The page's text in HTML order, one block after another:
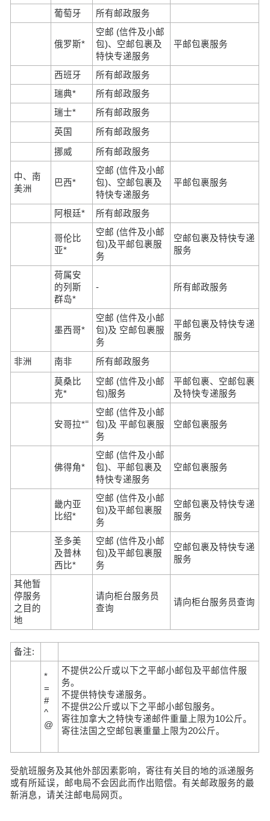
葡萄牙
所有邮政服务
俄罗斯*
空邮 (信件及小邮
包)、空邮包裹及
特快专递服务
平邮包裹服务
西班牙
所有邮政服务
瑞典*
所有邮政服务
瑞士*
所有邮政服务
英国
所有邮政服务
挪威 所有邮政服务
中、南
美洲
巴西*
空邮 (信件及小邮
包)、空邮包裹及
特快专递服务
平邮包裹服务
阿根廷* 所有邮政服务
哥伦比
亚*
空邮 (信件及小邮
包)及平邮包裹服
务
空邮包裹及特快专递
服务
荷属安
的列斯
群岛*
- 所有邮政服务
墨西哥*
空邮 (信件及小邮
包)及 空邮包裹服
务
平邮包裹及特快专递
服务
非洲 南非 所有邮政服务
莫桑比
克*
空邮 (信件及小邮
包)服务
平邮包裹、空邮包裹
及特快专递服务
安哥拉*=
空邮 (信件及小邮
包)及 平邮包裹服
务
空邮包裹服务
佛得角*
空邮 (信件及小邮
包)、平邮包裹及
特快专递服务
空邮包裹服务
畿内亚
比绍*
空邮 (信件及小邮
包)及平邮包裹服
务
空邮包裹及特快专递
服务
圣多美
及普林
西比*
空邮 (信件及小邮
包)及平邮包裹服
务
空邮包裹及特快专递
服务
其他暂
停服务
之目的
地
请向柜台服务员
查询
请向柜台服务员查询
备注:
*
=
#
^
@
不提供2公斤或以下之平邮小邮包及平邮信件服
务。
不提供特快专递服务。
不提供2公斤或以下之平邮小邮包服务。
寄往加拿大之特快专递邮件重量上限为10公斤。
寄往法国之空邮包裹重量上限为20公斤。
受航班服务及其他外部因素影响，寄往有关目的地的派递服务
或有所延误，邮电局不会因此而作出赔偿。有关邮政服务的最
新消息，请关注邮电局网页。